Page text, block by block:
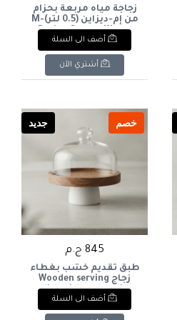
زجاجة مياه مربعة بحزام
من إم-ديزاين (0.5 لتر)M-
Design Square Water
Bottle with Strap (0.5L
أضف الى السلة
أشتري الآن
خصم جديد
845 ج.م
طبق تقديم خشب بغطاء
زجاج Wooden serving
dish with a glass lid
أضف الى السلة